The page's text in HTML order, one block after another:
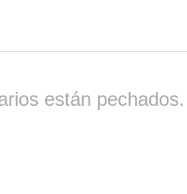
están pechados.